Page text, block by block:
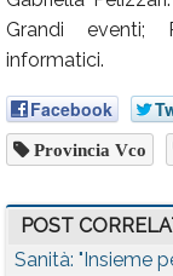
Grandi eventi;
informatici.
Facebook
Provincia Vco
POST
Sanità: "Insieme